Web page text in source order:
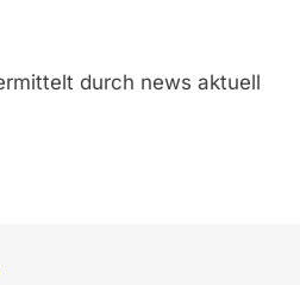
durch news aktuell